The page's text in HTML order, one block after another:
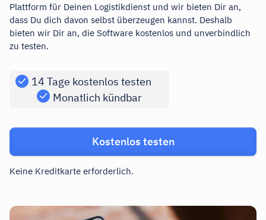
Plattform für Deinen Logistikdienst und wir bieten Dir an,
dass Du dich davon selbst überzeugen kannst. Deshalb
bieten wir Dir an, die Software kostenlos und unverbindlich
zu testen.
14 Tage kostenlos testen
Monatlich kündbar
Kostenlos testen
Keine Kreditkarte erforderlich.